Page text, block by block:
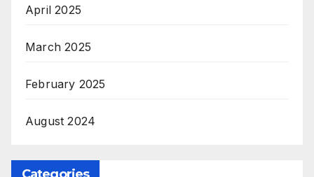
April 2025
March 2025
February 2025
August 2024